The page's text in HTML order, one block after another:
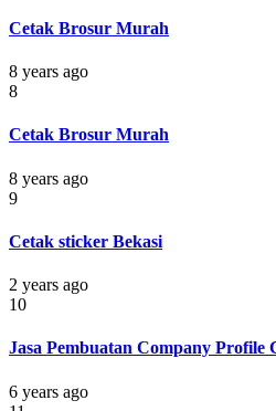
Cetak Brosur Murah
8 years ago
8
Cetak Brosur Murah
8 years ago
9
Cetak sticker Bekasi
2 years ago
10
Jasa Pembuatan Company Profile
6 years ago